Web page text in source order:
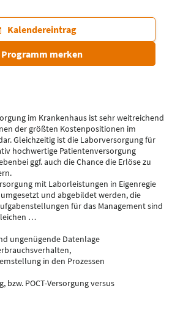
Kalendereintrag
Programm merken
im Krankenhaus ist sehr weitreichend
der größten Kostenpositionen im
Gleichzeitig ist die Laborversorgung für
hochwertige Patientenversorgung
ggf. auch die Chance die Erlöse zu
mit Laborleistungen in Eigenregie
und abgebildet werden, die
für das Management sind
…
ungenügende Datenlage
in den Prozessen
bzw. POCT-Versorgung versus